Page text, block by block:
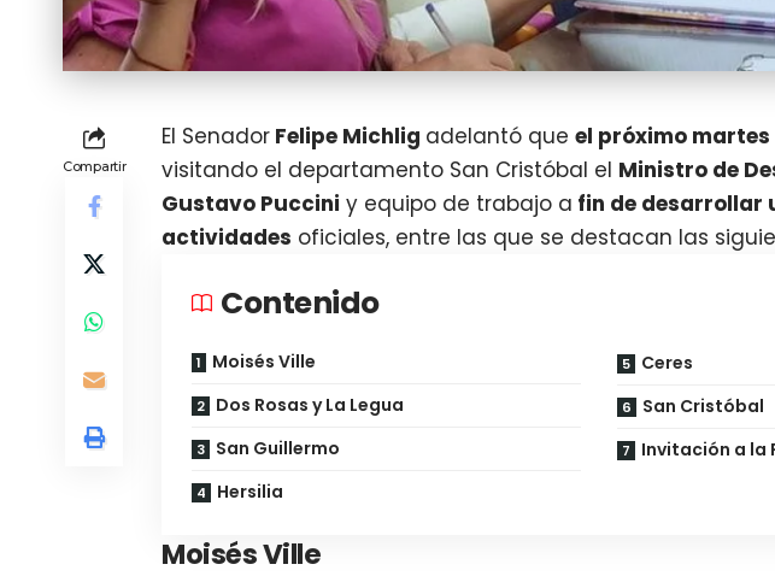
Compartir
El Senador Felipe Michlig adelantó queel próximo
visitando el departamento San Cristóbal el Ministro de
Gustavo Puccini y equipo de trabajo a fin de desarrollar
actividades oficiales, entre las que se destacan las
Contenido
Moisés Ville
Dos Rosas y La Legua
San Guillermo
Hersilia
Ceres
San Cristóbal
Invitación a la
Moisés Ville